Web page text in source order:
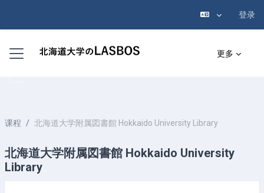
登录
停靠面板 更多
课程 北海道大学附属図書館 Hokkaido University Library
北海道大学附属図書館 Hokkaido University
Library